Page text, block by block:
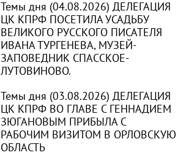
Темы дня (04.08.2026) ДЕЛЕГАЦИЯ
ЦК КПРФ ПОСЕТИЛА УСАДЬБУ
ВЕЛИКОГО РУССКОГО ПИСАТЕЛЯ
ИВАНА ТУРГЕНЕВА, МУЗЕЙ-
ЗАПОВЕДНИК СПАССКОЕ-
ЛУТОВИНОВО.
Темы дня (03.08.2026) ДЕЛЕГАЦИЯ
ЦК КПРФ ВО ГЛАВЕ С ГЕННАДИЕМ
ЗЮГАНОВЫМ ПРИБЫЛА С
РАБОЧИМ ВИЗИТОМ В ОРЛОВСКУЮ
ОБЛАСТЬ